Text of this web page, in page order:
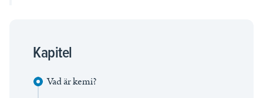
Kapitel
Vad är kemi?